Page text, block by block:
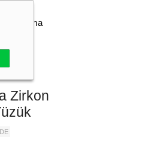
Zirkon